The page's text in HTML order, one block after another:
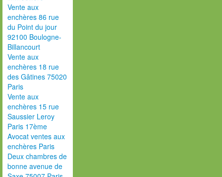
Vente aux
enchères 86 rue
du Point du jour
92100 Boulogne-
Billancourt
Vente aux
enchères 18 rue
des Gâtines 75020
Paris
Vente aux
enchères 15 rue
Saussier Leroy
Paris 17ème
Avocat ventes aux
enchères Paris
Deux chambres de
bonne avenue de